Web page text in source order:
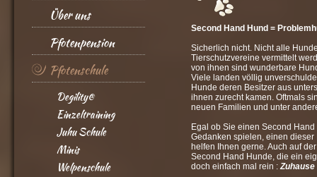
Über uns
Pfotenpension
Pfotenschule
Degility®
Einzeltraining
Juhu Schule
Minis
Welpenschule
Second Hand Hund =
Sicherlich nicht. Nicht alle
Tierschutzvereine vermittelt
von ihnen sind wunderbare
Viele landen völlig
Hunde deren Besitzer aus
ihnen zurecht kamen. Oftmals
neuen Familien und unter
Egal ob Sie einen Second
Gedanken spielen, einen
helfen Ihnen gerne. Auch auf
Second Hand Hunde, die ein
doch einfach mal rein :